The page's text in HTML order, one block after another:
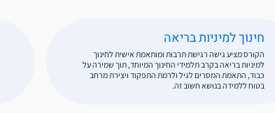
חינוך למיניות בריאה
הקורס מציע גישה רגישת תרבות ומותאמת אישית לחינוך
למיניות בריאה בקרב תלמידי החינוך המיוחד, תוך שמירה על
כבוד, התאמת המסרים לגיל ולרמת התפקוד ויצירת מרחב
בטוח ללמידה בנושא חשוב זה.